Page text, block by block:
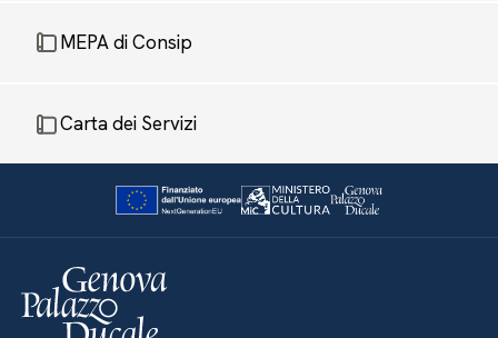
MEPA di Consip
Carta dei Servizi